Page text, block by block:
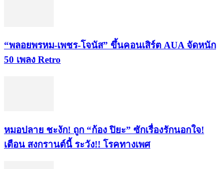
“พลอยพรหม-เพชร-โจนัส” ขึ้นคอนเสิร์ต AUA จัดหนัก
50 เพลง Retro
หมอปลาย ชะงัก! ถูก “ก้อง ปิยะ” ซักเรื่องรักนอกใจ!
เตือน สงกรานต์นี้ ระวัง!! โรคทางเพศ